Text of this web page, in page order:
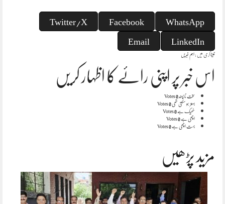
WhatsApp
Facebook
Twitter/X
LinkedIn
Email
کیٹاگری میں :اہم خبریں
اس خبر پر اپنی رائے کا اظہار کریں
سخت نا پسند0 Votes
بہتر ہو سکتی تھی0 Votes
ٹھیک ہے0 Votes
اچھی ہے0 Votes
بہت اچھی ہے0 Votes
مزید پڑھیں